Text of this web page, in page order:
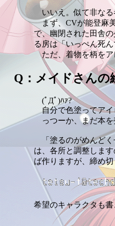
いいえ。似て非なる
まず、CVが能登麻美
で、幽閉された田舎
る房は「いっぺん死
ただ、着物を柄をア
Q：メイドさんの
(ﾟДﾟ)ﾊｧ?
自分で色塗ってアイ
っつーか、まだ本を
「塗るのがめんどく
は、各所と調整しま
ば作りますが、締め
希望のキャラクタも